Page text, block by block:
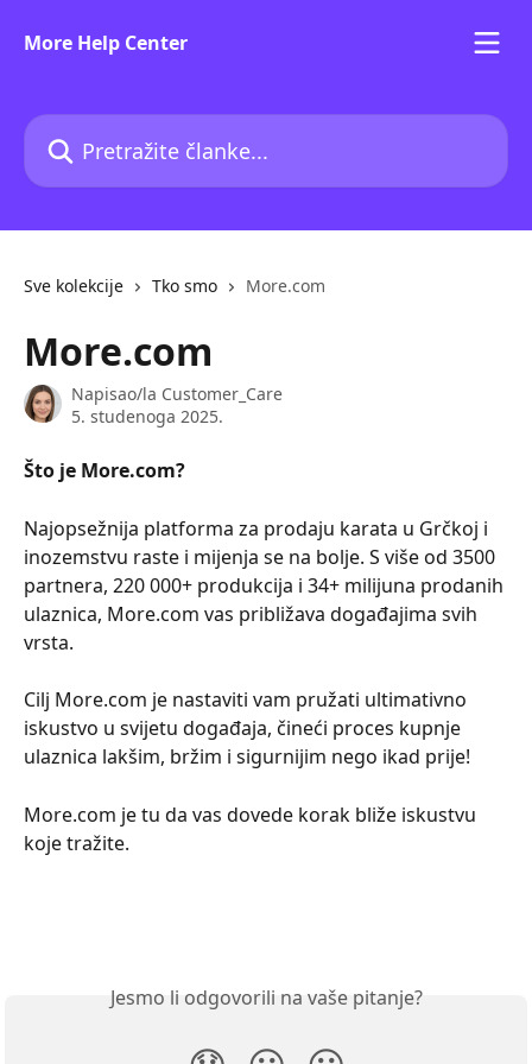
More Help Center
Pretražite članke...
Sve kolekcije Tko smo More.com
More.com
Napisao/la Customer_Care
5. studenoga 2025.
Što je Μore.com?
Najopsežnija platforma za prodaju karata u Grčkoj i
inozemstvu raste i mijenja se na bolje. S više od 3500
partnera, 220 000+ produkcija i 34+ milijuna prodanih
ulaznica, More.com vas približava događajima svih
vrsta.
Cilj More.com je nastaviti vam pružati ultimativno
iskustvo u svijetu događaja, čineći proces kupnje
ulaznica lakšim, bržim i sigurnijim nego ikad prije!
More.com je tu da vas dovede korak bliže iskustvu
koje tražite.
Jesmo li odgovorili na vaše pitanje?